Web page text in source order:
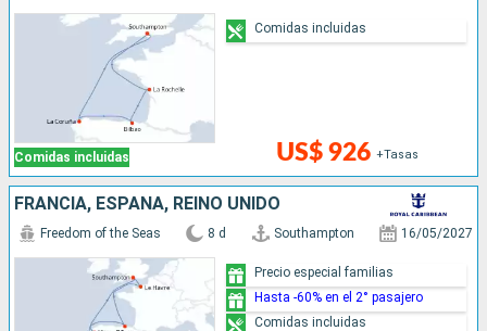
Comidas incluidas US$ 926 +Tasas
Comidas incluidas
FRANCIA, ESPAÑA, REINO UNIDO
Freedom of the Seas 8 d Southampton 16/05/2027
Precio especial familias
Hasta -60% en el 2° pasajero
Comidas incluidas